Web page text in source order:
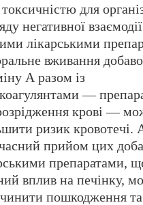
для
негативної
лікарськими
вживання
А разом із
—
крові —
ризик кровотечі.
прийом цих
препаратами,
вплив на печінку,
пошкодження та